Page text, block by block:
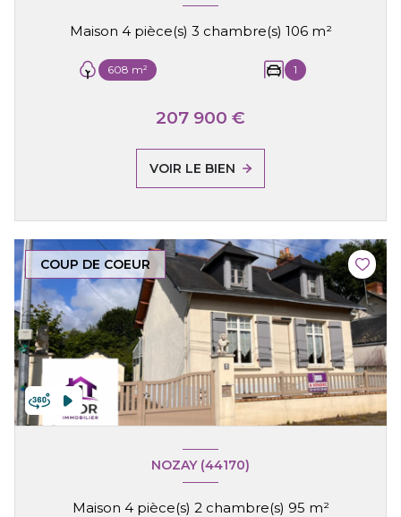
Maison 4 pièce(s) 3 chambre(s) 106 m²
608 m² 1
207 900 €
VOIR LE BIEN
COUP DE COEUR
NOZAY (44170)
Maison 4 pièce(s) 2 chambre(s) 95 m²